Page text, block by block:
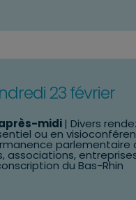
23 février
midi| Divers
ou en
parlementaire
associations,
du Bas-Rhin